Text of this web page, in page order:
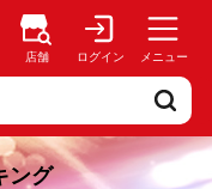
店舗 ログイン メニュー
ング